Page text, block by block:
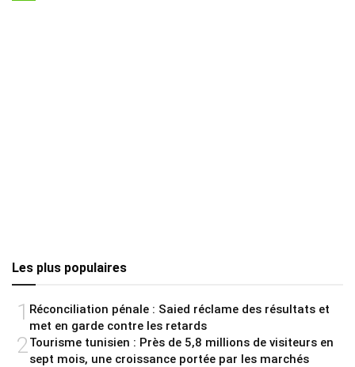
Les plus populaires
1 Réconciliation pénale : Saied réclame des résultats et
met en garde contre les retards
2 Tourisme tunisien : Près de 5,8 millions de visiteurs en
sept mois, une croissance portée par les marchés